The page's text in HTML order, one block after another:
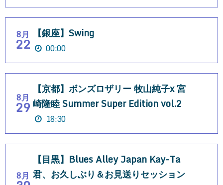
8月
22
【銀座】Swing
00:00
8月
29
【京都】ボンズロザリー 牧山純子x 宮
崎隆睦 Summer Super Edition vol.2
18:30
8月
【目黒】Blues Alley Japan Kay-Ta
君、お久しぶり＆お見送りセッション